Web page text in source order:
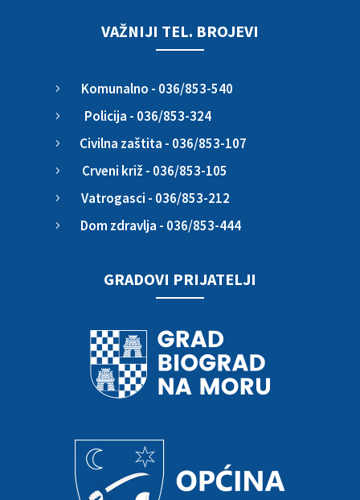
VAŽNIJI TEL. BROJEVI
5 Komunalno - 036/853-540
5 Policija - 036/853-324
5 Civilna zaštita - 036/853-107
5 Crveni križ - 036/853-105
5 Vatrogasci - 036/853-212
5 Dom zdravlja - 036/853-444
GRADOVI PRIJATELJI